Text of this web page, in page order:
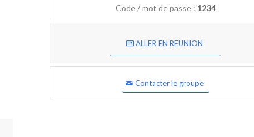
Code / mot de passe : 1234
ALLER EN REUNION
Contacter le groupe